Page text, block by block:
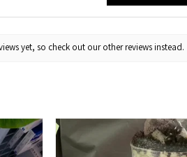
yet, so check out our other reviews instead.